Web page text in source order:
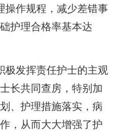
操作规程，减少差错事
护理合格率基本达
极发挥责任护士的主观
长共同查房，特别加
、护理措施落实，病
，从而大大增强了护